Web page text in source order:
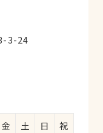
3-24
金 土 日
祝